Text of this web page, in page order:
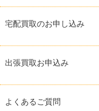
宅配買取のお申し込み
出張買取お申込み
よくあるご質問